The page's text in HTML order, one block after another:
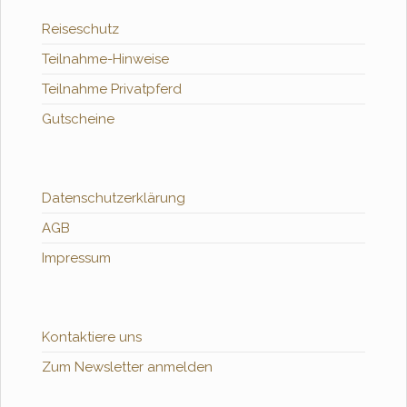
Reiseschutz
Teilnahme-Hinweise
Teilnahme Privatpferd
Gutscheine
Datenschutzerklärung
AGB
Impressum
Kontaktiere uns
Zum Newsletter anmelden